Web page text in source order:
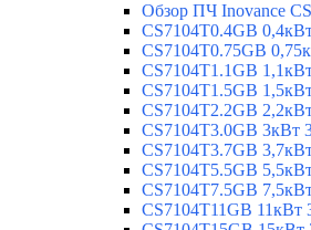
Обзор ПЧ Inovance
CS7104T0.4GB
CS7104T0.75GB
CS7104T1.1GB
CS7104T1.5GB
CS7104T2.2GB
CS7104T3.0GB 3кВт
CS7104T3.7GB
CS7104T5.5GB
CS7104T7.5GB
CS7104T11GB 11кВт